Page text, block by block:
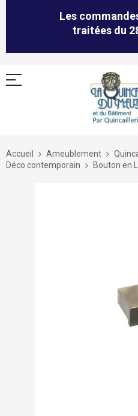
Les
traitées du
Allez
contenu
Accueil Ameublement
Déco contemporain
Bouton en